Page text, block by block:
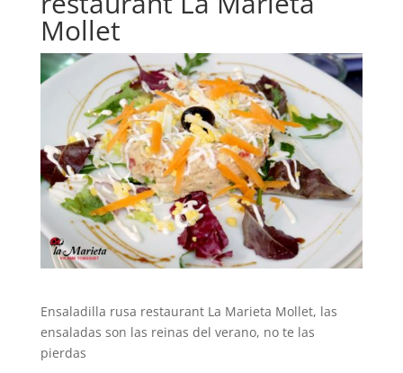
Mollet
Ensaladilla rusa restaurant La Marieta Mollet, las
ensaladas son las reinas del verano, no te las
pierdas